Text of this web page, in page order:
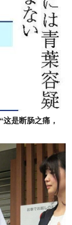
“这是断肠之痛，